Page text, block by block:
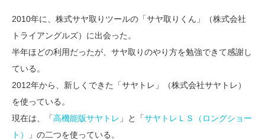
2010年に、株式サヤ取りツールの「サヤ取りくん」（株式会社
トライアングルズ）に出会った。
半年ほどの利用だったが、サヤ取りのやり方を勉強できて感謝し
ている。
2012年から、新しくできた「サヤトレ」（株式会社サヤトレ）
を使っている。
現在は、「高機能版サヤトレ 」と「サヤトレＬＳ（ロングショー
ト）
」の二つを使っている。